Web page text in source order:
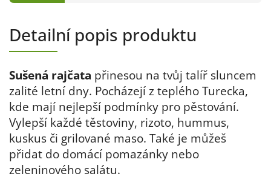
Detailní popis produktu
Sušená rajčata přinesou na tvůj talíř sluncem
zalité letní dny. Pocházejí z teplého Turecka,
kde mají nejlepší podmínky pro pěstování.
Vylepší každé těstoviny, rizoto, hummus,
kuskus či grilované maso. Také je můžeš
přidat do domácí pomazánky nebo
zeleninového salátu.